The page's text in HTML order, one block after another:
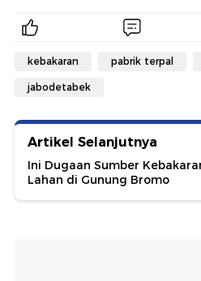
kebakaran pabrik terpal
jabodetabek
Artikel Selanjutnya
Ini Dugaan Sumber
Lahan di Gunung Bromo